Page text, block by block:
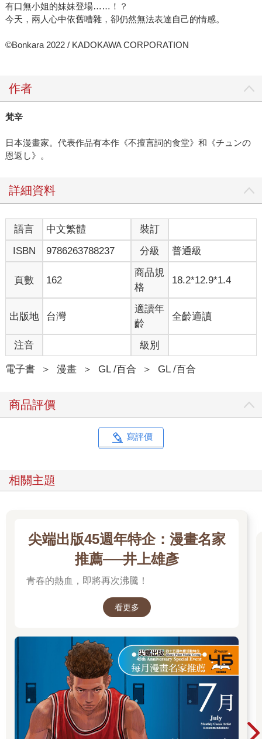
有口無小姐的妹妹登場……！？
今天，兩人心中依舊嘈雜，卻仍然無法表達自己的情感。
©Bonkara 2022 / KADOKAWA CORPORATION
作者
梵辛
日本漫畫家。代表作品有本作《不擅言詞的食堂》和《チュンの
恩返し》。
詳細資料
語言 中文繁體
裝訂
ISBN
9786263788237 分級 普通級
頁數 162
商品規
格
18.2*12.9*1.4
出版地 台灣
適讀年
齡
全齡適讀
注音 級別
電子書 ＞ 漫畫 ＞ GL /百合 ＞ GL /百合
商品評價
寫評價
相關主題
尖端出版45週年特企：漫畫名家
推薦──井上雄彥
青春的熱血，即將再次沸騰！
看更多